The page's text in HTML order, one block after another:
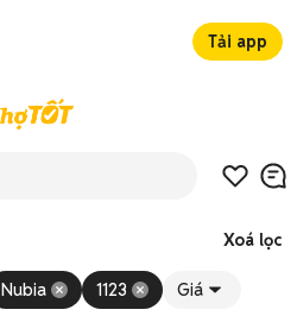
Tải app
Xoá lọc
Nubia 1123 Giá